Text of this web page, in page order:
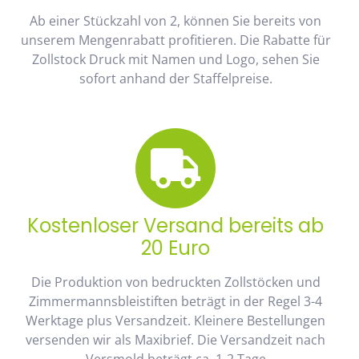
Ab einer Stückzahl von 2, können Sie bereits von
unserem Mengenrabatt profitieren. Die Rabatte für
Zollstock Druck mit Namen und Logo, sehen Sie
sofort anhand der Staffelpreise.
Kostenloser Versand bereits ab
20 Euro
Die Produktion von bedruckten Zollstöcken und
Zimmermannsbleistiften beträgt in der Regel 3-4
Werktage plus Versandzeit. Kleinere Bestellungen
versenden wir als Maxibrief. Die Versandzeit nach